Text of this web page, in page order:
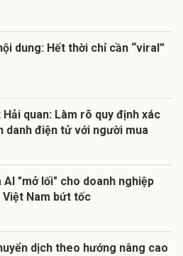
dung: Hết thời chỉ cần “viral”
Hải quan: Làm rõ quy định xác
danh điện tử với người mua
AI "mở lối" cho doanh nghiệp
Nam bứt tốc
dịch theo hướng nâng cao